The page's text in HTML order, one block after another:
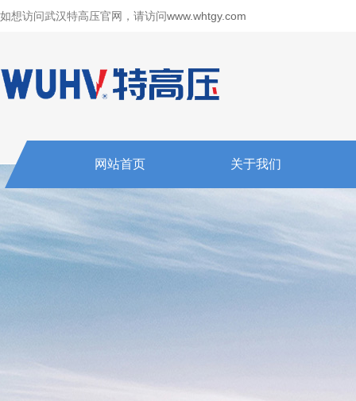
如想访问武汉特高压官网，请访问www.whtgy.com
网站首页 关于我们